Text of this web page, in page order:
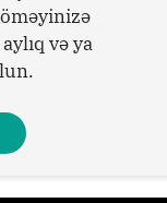
və ya